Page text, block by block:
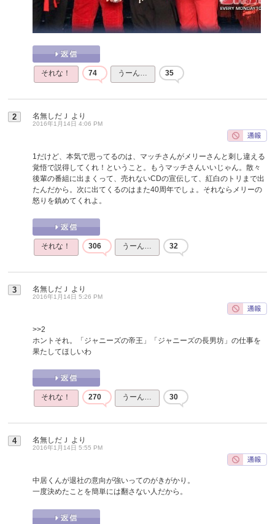
それな！ 74 うーん… 35
2 名無しだＪ より
2016年1月14日 4:06 PM
1だけど、本気で思ってるのは、マッチさんがメリーさんと刺し違える
覚悟で説得してくれ！ということ。もうマッチさんいいじゃん。散々
後輩の番組に出まくって、売れないCDの宣伝して、紅白のトリまで出
たんだから。次に出てくるのはまた40周年でしょ。それならメリーの
怒りを鎮めてくれよ。
それな！ 306 うーん… 32
3 名無しだＪ より
2016年1月14日 5:26 PM
>>2
ホントそれ。「ジャニーズの帝王」「ジャニーズの長男坊」の仕事を
果たしてほしいわ
それな！ 270 うーん… 30
4 名無しだＪ より
2016年1月14日 5:55 PM
中居くんが退社の意向が強いってのがきがかり。
一度決めたことを簡単には翻さない人だから。